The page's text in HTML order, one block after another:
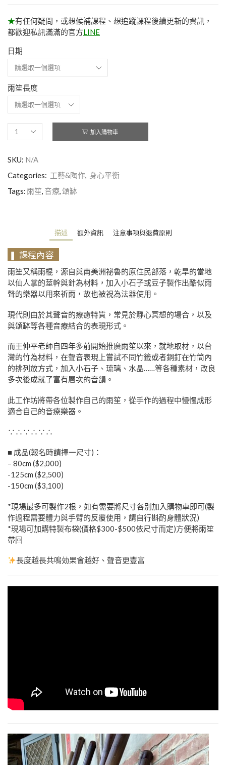
★有任何疑問，或想候補課程、想追蹤課程後續更新的資訊，
都歡迎私訊滿滿的官方LINE
日期
雨笙長度
加入購物車
SKU: N/A
Categories: 工藝&陶作, 身心平衡
Tags:雨笙, 音療,頌缽
描述 額外資訊 注意事項與退費原則
❚ 課程內容
雨笙又稱雨棍，源自與南美洲祕魯的原住民部落，乾旱的當地
以仙人掌的莖幹與針為材料，加入小石子或豆子製作出酷似雨
聲的樂器以用來祈雨，故也被視為法器使用。
現代則由於其聲音的療癒特質，常見於靜心冥想的場合，以及
與頌缽等各種音療結合的表現形式。
而王仲平老師自四年多前開始推廣雨笙以來，就地取材，以台
灣的竹為材料，在聲音表現上嘗試不同竹籤或者銅釘在竹筒內
的排列放方式，加入小石子、琉璃、水晶……等各種素材，改良
多次後成就了富有層次的音韻。
此工作坊將帶各位製作自己的雨笙，從手作的過程中慢慢成形
適合自己的音療樂器。
∵∴∵∴∵∴
■ 成品(報名時請擇一尺寸)：
– 80cm ($2,000)
-125cm ($2,500)
-150cm ($3,100)
*現場最多可製作2根，如有需要將尺寸各別加入購物車即可(製
作過程需要體力與手臂的反覆使用，請自行斟酌身體狀況)
*現場可加購特製布袋(價格$300-$500依尺寸而定)方便將雨笙
帶回
長度越長共鳴効果會越好、聲音更豐富